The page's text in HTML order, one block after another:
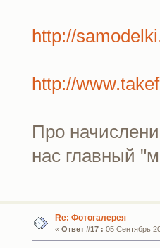
http://
http://
Про
нас главный
Re: Фотогалерея
« Ответ #17 : 05 Сентябрь